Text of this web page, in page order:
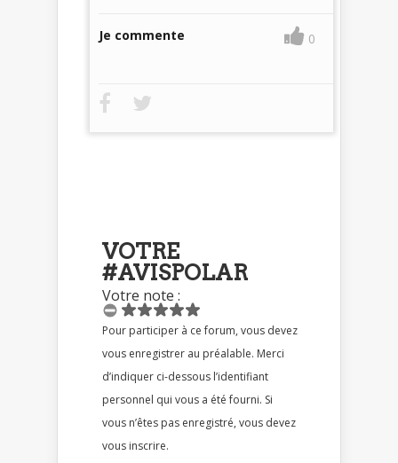
Je commente 0
VOTRE
#AVISPOLAR
Votre note :
Pour participer à ce forum, vous devez
vous enregistrer au préalable. Merci
d’indiquer ci-dessous l’identifiant
personnel qui vous a été fourni. Si
vous n’êtes pas enregistré, vous devez
vous inscrire.